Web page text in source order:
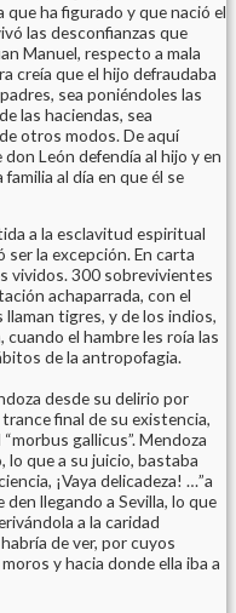
que ha figurado y que nació el
las desconfianzas que
Manuel, respecto a mala
creía que el hijo defraudaba
sea poniéndoles las
las haciendas, sea
otros modos. De aquí
León defendía al hijo y en
al día en que él se
a la esclavitud espiritual
la excepción. En carta
vividos. 300 sobrevivientes
achaparrada, con el
tigres, y de los indios,
el hambre les roía las
de la antropofagia.
desde su delirio por
final de su existencia,
gallicus”. Mendoza
que a su juicio, bastaba
¡Vaya delicadeza! …”a
llegando a Sevilla, lo que
a la caridad
de ver, por cuyos
y hacia donde ella iba a